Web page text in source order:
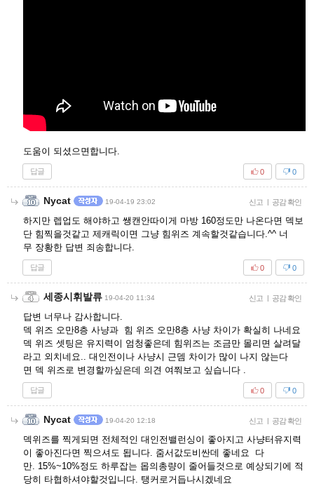
도움이 되셨으면합니다.
답글 0
0
Nycat 19-04-19 23:02 신고 | 공감 확인
하지만 렙업도 해야하고 쌩캔안따이게 마방 160정도만 나온다면 덱보
단 힘찍을것같고 제캐릭이면 그냥 힘위즈 계속할것같습니다.^^ 너
무 장황한 답변 죄송합니다.
답글 0
0
세종시휘발류 19-04-20 11:34 신고 | 공감 확인
답변 너무나 감사합니다.
덱 위즈 오만8층 사냥과 힘 위즈 오만8층 사냥 차이가 확실히 나네요
덱 위즈 셋팅은 유지력이 엄청좋은데 힘위즈는 조금만 몰리면 살려달
라고 외치네요.. 대인전이나 사냥시 근뎀 차이가 많이 나지 않는다
면 덱 위즈로 변경할까싶은데 의견 여쭤보고 싶습니다 .
답글 0
0
Nycat 19-04-20 12:18 신고 | 공감 확인
덱위즈를 찍게되면 전체적인 대인전밸런싱이 좋아지고 사냥터유지력
이 좋아진다면 찍으셔도 됩니다. 줌서값도비싼데 좋네요 다
만. 15%~10%정도 하루잡는 몹의총량이 줄어들것으로 예상되기에 적
당히 타협하셔야할것입니다. 탱커로거듭나시겠네요